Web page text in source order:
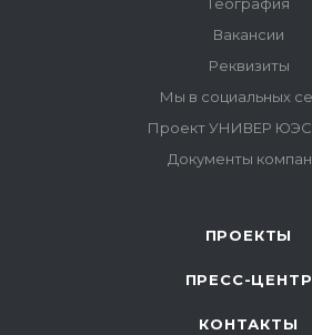
ПРОЕКТЫ
ПРЕСС-ЦЕНТР
КОНТАКТЫ